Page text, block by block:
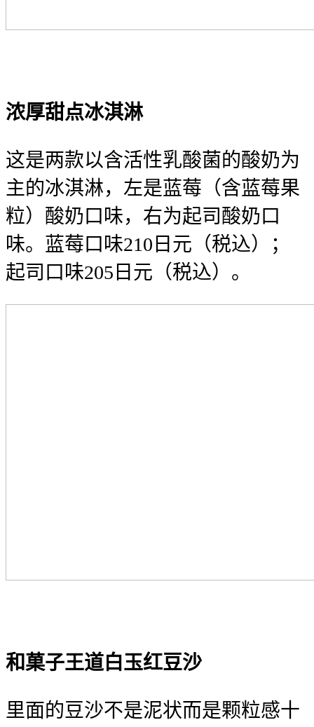
浓厚甜点冰淇淋
这是两款以含活性乳酸菌的酸奶为
主的冰淇淋，左是蓝莓（含蓝莓果
粒）酸奶口味，右为起司酸奶口
味。蓝莓口味210日元（税込）；
起司口味205日元（税込）。
和菓子王道白玉红豆沙
里面的豆沙不是泥状而是颗粒感十